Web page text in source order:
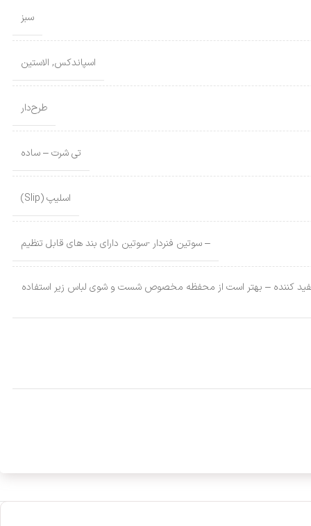
سبز
اسپاندکس, الاستین
طرح‌دار
تی شرت – ساده
اسلیپ (Slip)
– سوتین فنردار -سوتین دارای بند های قابل تنظیم
استفاده از سفید کننده – بهتر است از محفظه مخصوص شست و شوی لباس زیر استفاده